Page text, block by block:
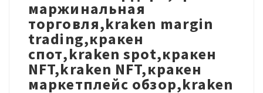
маржинальная
торговля,kraken margin
trading,кракен
спот,kraken spot,кракен
NFT,kraken NFT,кракен
маркетплейс обзор,kraken